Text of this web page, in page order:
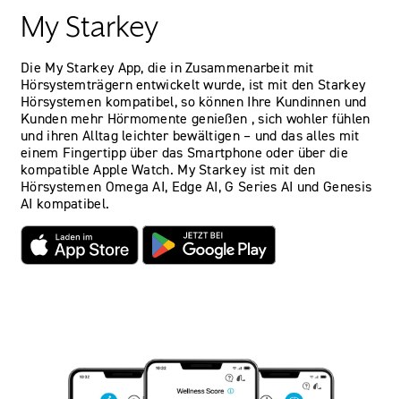
My Starkey
Die My Starkey App, die in Zusammenarbeit mit
Hörsystemträgern entwickelt wurde, ist mit den Starkey
Hörsystemen kompatibel, so können Ihre Kundinnen und
Kunden mehr Hörmomente genießen , sich wohler fühlen
und ihren Alltag leichter bewältigen – und das alles mit
einem Fingertipp über das Smartphone oder über die
kompatible Apple Watch. My Starkey ist mit den
Hörsystemen Omega AI, Edge AI, G Series AI und Genesis
AI kompatibel.